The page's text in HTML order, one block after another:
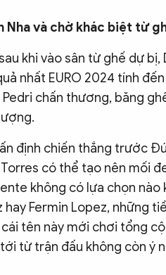
Nha và chờ khác biệt từ
khi vào sân từ ghế dự bị,
nhất EURO 2024 tính
chấn thương, băng
định chiến thắng trước
có thể tạo nên mối
không có lựa chọn nào
hay Fermin Lopez, những
tên này mới chơi tổng
từ trận đấu không còn ý